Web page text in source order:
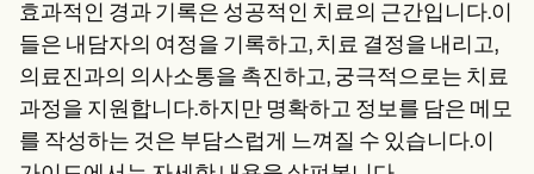
효과적인 경과 기록은 성공적인 치료의 근간입니다.이
들은 내담자의 여정을 기록하고, 치료 결정을 내리고,
의료진과의 의사소통을 촉진하고, 궁극적으로는 치료
과정을 지원합니다.하지만 명확하고 정보를 담은 메모
를 작성하는 것은 부담스럽게 느껴질 수 있습니다.이